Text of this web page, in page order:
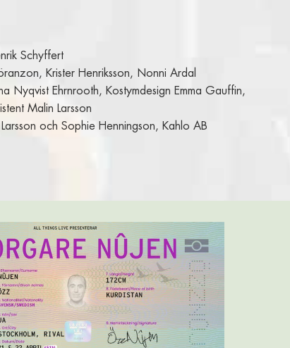
Schyffert
Krister Henriksson, Nonni Ardal
Nyqvist Ehrnrooth, Kostymdesign Emma Gauffin,
Malin Larsson
och Sophie Henningson, Kahlo AB